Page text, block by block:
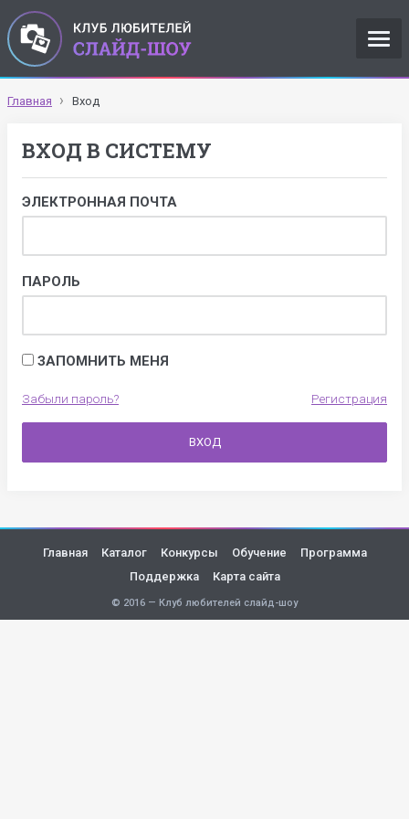
Главная Вход
ВХОД В СИСТЕМУ
ЭЛЕКТРОННАЯ ПОЧТА
ПАРОЛЬ
ЗАПОМНИТЬ МЕНЯ
Забыли пароль? Регистрация
ВХОД
Главная Каталог Конкурсы Обучение
Программа
Поддержка
Карта сайта
© 2016 — Клуб любителей слайд-шоу